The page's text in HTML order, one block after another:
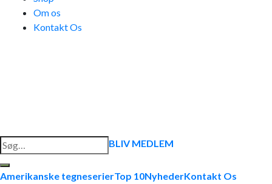
Om os
Kontakt Os
Søg
efter:
BLIV MEDLEM
Amerikanske tegneserierTop 10NyhederKontakt Os